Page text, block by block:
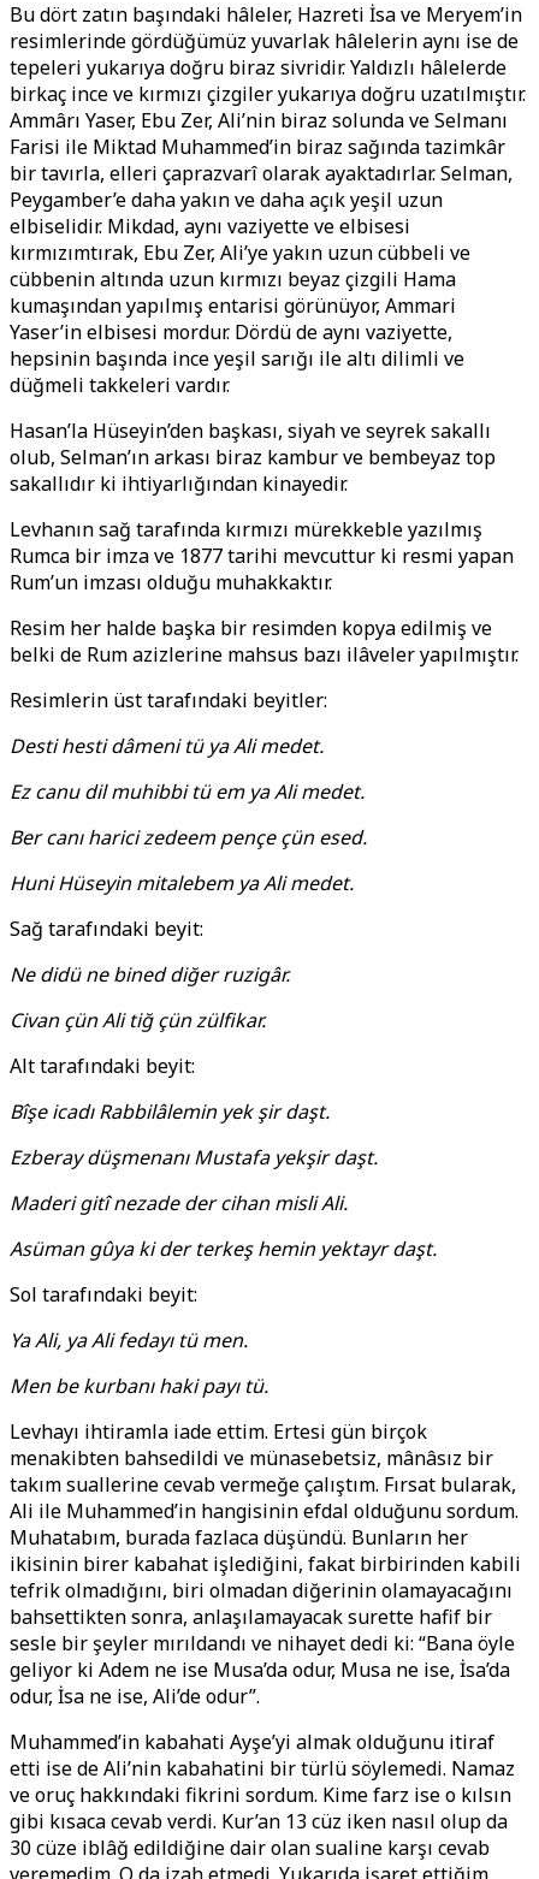
Bu dört zatın başındaki hâleler, Hazreti İsa ve Meryem’in
resimlerinde gördüğümüz yuvarlak hâlelerin aynı ise de
tepeleri yukarıya doğru biraz sivridir. Yaldızlı hâlelerde
birkaç ince ve kırmızı çizgiler yukarıya doğru uzatılmıştır.
Ammârı Yaser, Ebu Zer, Ali’nin biraz solunda ve Selmanı
Farisi ile Miktad Muhammed’in biraz sağında tazimkâr
bir tavırla, elleri çaprazvarî olarak ayaktadırlar. Selman,
Peygamber’e daha yakın ve daha açık yeşil uzun
elbiselidir. Mikdad, aynı vaziyette ve elbisesi
kırmızımtırak, Ebu Zer, Ali’ye yakın uzun cübbeli ve
cübbenin altında uzun kırmızı beyaz çizgili Hama
kumaşından yapılmış entarisi görünüyor, Ammari
Yaser’in elbisesi mordur. Dördü de aynı vaziyette,
hepsinin başında ince yeşil sarığı ile altı dilimli ve
düğmeli takkeleri vardır.
Hasan’la Hüseyin’den başkası, siyah ve seyrek sakallı
olub, Selman’ın arkası biraz kambur ve bembeyaz top
sakallıdır ki ihtiyarlığından kinayedir.
Levhanın sağ tarafında kırmızı mürekkeble yazılmış
Rumca bir imza ve 1877 tarihi mevcuttur ki resmi yapan
Rum’un imzası olduğu muhakkaktır.
Resim her halde başka bir resimden kopya edilmiş ve
belki de Rum azizlerine mahsus bazı ilâveler yapılmıştır.
Resimlerin üst tarafındaki beyitler:
Desti hesti dâmeni tü ya Ali medet.
Ez canu dil muhibbi tü em ya Ali medet.
Ber canı harici zedeem pençe çün esed.
Huni Hüseyin mitalebem ya Ali medet.
Sağ tarafındaki beyit:
Ne didü ne bined diğer ruzigâr.
Civan çün Ali tiğ çün zülfikar.
Alt tarafındaki beyit:
Bîşe icadı Rabbilâlemin yek şir daşt.
Ezberay düşmenanı Mustafa yekşir daşt.
Maderi gitî nezade der cihan misli Ali.
Asüman gûya ki der terkeş hemin yektayr daşt.
Sol tarafındaki beyit:
Ya Ali, ya Ali fedayı tü men.
Men be kurbanı haki payı tü.
Levhayı ihtiramla iade ettim. Ertesi gün birçok
menakibten bahsedildi ve münasebetsiz, mânâsız bir
takım suallerine cevab vermeğe çalıştım. Fırsat bularak,
Ali ile Muhammed’in hangisinin efdal olduğunu sordum.
Muhatabım, burada fazlaca düşündü. Bunların her
ikisinin birer kabahat işlediğini, fakat birbirinden kabili
tefrik olmadığını, biri olmadan diğerinin olamayacağını
bahsettikten sonra, anlaşılamayacak surette hafif bir
sesle bir şeyler mırıldandı ve nihayet dedi ki: “Bana öyle
geliyor ki Adem ne ise Musa’da odur, Musa ne ise, İsa’da
odur, İsa ne ise, Ali’de odur”.
Muhammed’in kabahati Ayşe’yi almak olduğunu itiraf
etti ise de Ali’nin kabahatini bir türlü söylemedi. Namaz
ve oruç hakkındaki fikrini sordum. Kime farz ise o kılsın
gibi kısaca cevab verdi. Kur’an 13 cüz iken nasıl olup da
30 cüze iblâğ edildiğine dair olan sualine karşı cevab